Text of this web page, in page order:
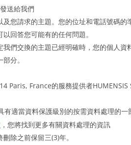
送給我們
您請求的主題。您的位址和電話號碼的
回答您可能有的任何問題。
們交換的主題已經明確時，您的個人資
分。
France的服務提供者HUMENSIS
適當資料保護級別的按需資料處理的一
，您將找到更多有關資料處理的資訊
除之前保留三(3)年。